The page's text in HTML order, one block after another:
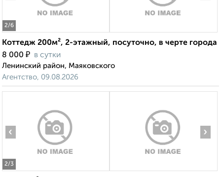
2/6
Коттедж 200м², 2-этажный, посуточно, в черте города
8 000 ₽ в сутки
Ленинский район, Маяковского
Агентство, 09.08.2026
2/3
‹ ›